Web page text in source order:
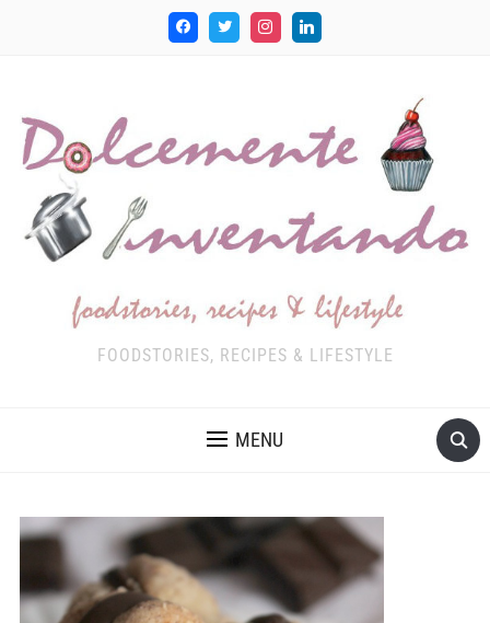
FOODSTORIES, RECIPES & LIFESTYLE
MENU